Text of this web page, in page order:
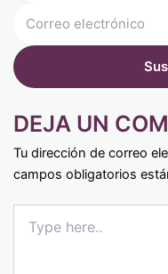
DEJA UN
Tu dirección de correo
campos obligatorios
here..